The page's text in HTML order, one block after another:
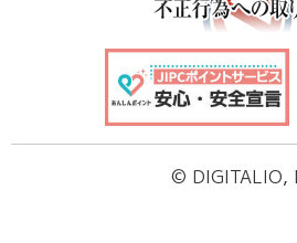
© DIGITALIO,